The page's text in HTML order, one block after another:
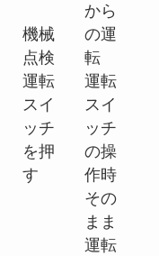
機械
点検
運転
スイ
ッチ
を押
す
から
の運
転
運転
スイ
ッチ
の操
作時
その
まま
運転